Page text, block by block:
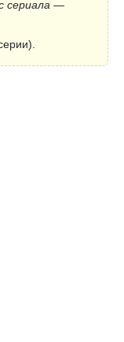
сериала —